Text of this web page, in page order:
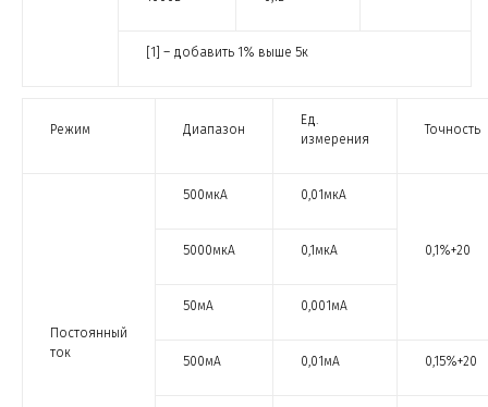
[1] – добавить 1% выше 5к
Режим Диапазон
Ед.
измерения
Точность
Постоянный
ток
500мкА 0,01мкА
0,1%+20
5000мкА 0,1мкА
50мА 0,001мА
500мА 0,01мА 0,15%+20